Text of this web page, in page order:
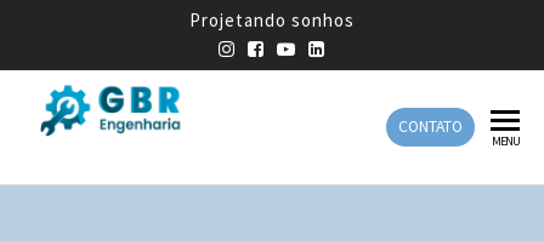
Projetando sonhos
Engenharia
Engenharia
CONTATO
MENU